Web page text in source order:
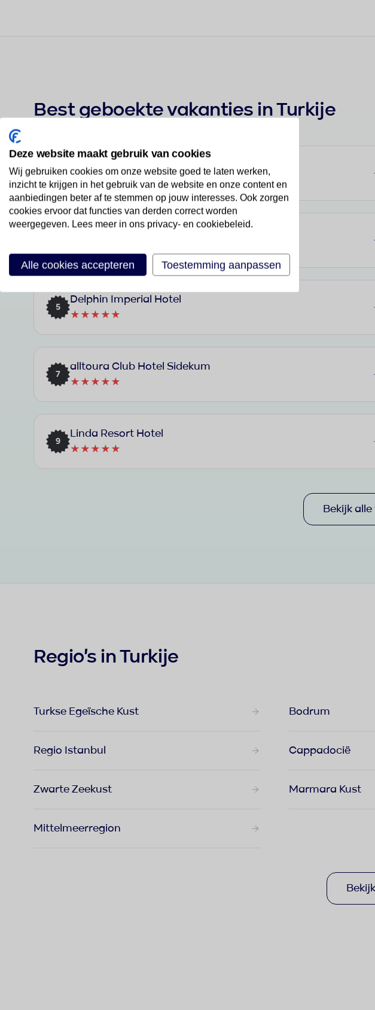
Best geboekte vakanties in Turkije
1
Dream Fun World
★★★★★
Concorde De Luxe Resort
5
Delphin Imperial Hotel
★★★★★
7
alltoura Club Hotel Sidekum
★★★★★
9
Linda Resort Hotel
★★★★★
Bekijk
Regio's in Turkije
Turkse Egeïsche Kust Bodrum
Regio Istanbul Cappadocië
Zwarte Zeekust Marmara Kust
Mittelmeerregion
Deze website maakt gebruik van cookies
Wij gebruiken cookies om onze website goed te laten werken,
inzicht te krijgen in het gebruik van de website en onze content en
aanbiedingen beter af te stemmen op jouw interesses. Ook zorgen
cookies ervoor dat functies van derden correct worden
weergegeven. Lees meer in ons privacy- en cookiebeleid.
Alle cookies accepteren Toestemming aanpassen